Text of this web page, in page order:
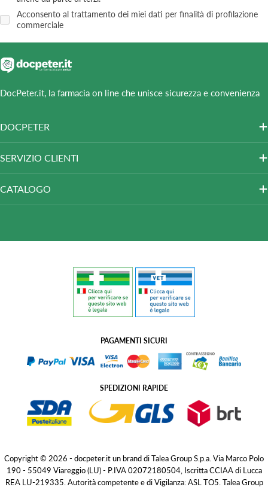
Acconsento al trattamento dei miei dati per finalità di profilazione
commerciale
DocPeter.it, la farmacia on line che unisce sicurezza e convenienza
DOCPETER
SERVIZIO CLIENTI
CATALOGO
PAGAMENTI SICURI
SPEDIZIONI RAPIDE
Copyright © 2026 - docpeter.it un brand di Talea Group S.p.a. Via Marco Polo
190 - 55049 Viareggio (LU) - P.IVA 02072180504, Iscritta CCIAA di Lucca
REA LU-219335. Autorità competente e di Vigilanza: ASL TO5. Talea Group